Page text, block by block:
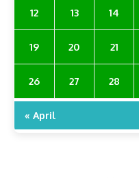
12 13 14
19 20 21
26 27 28
« April